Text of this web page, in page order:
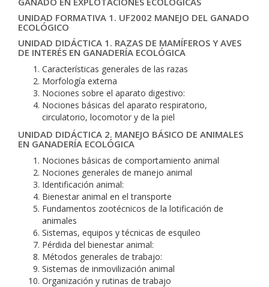
UNIDAD FORMATIVA 1. UF2002 MANEJO DEL GANADO
ECOLÓGICO
UNIDAD DIDÁCTICA 1. RAZAS DE MAMÍFEROS Y AVES
DE INTERÉS EN GANADERÍA ECOLÓGICA
Características generales de las razas
Morfología externa
Nociones sobre el aparato digestivo:
Nociones básicas del aparato respiratorio,
circulatorio, locomotor y de la piel
UNIDAD DIDÁCTICA 2. MANEJO BÁSICO DE ANIMALES
EN GANADERÍA ECOLÓGICA
Nociones básicas de comportamiento animal
Nociones generales de manejo animal
Identificación animal:
Bienestar animal en el transporte
Fundamentos zootécnicos de la lotificación de
animales
Sistemas, equipos y técnicas de esquileo
Pérdida del bienestar animal:
Métodos generales de trabajo:
Sistemas de inmovilización animal
Organización y rutinas de trabajo